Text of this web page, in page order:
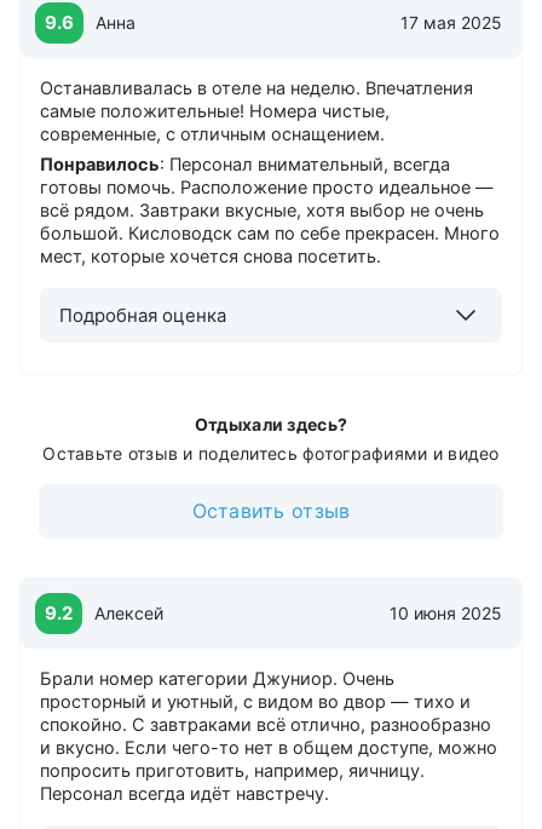
9.6 Анна 17 мая 2025
Останавливалась в отеле на неделю. Впечатления
самые положительные! Номера чистые,
современные, с отличным оснащением.
Понравилось: Персонал внимательный, всегда
готовы помочь. Расположение просто идеальное —
всё рядом. Завтраки вкусные, хотя выбор не очень
большой. Кисловодск сам по себе прекрасен. Много
мест, которые хочется снова посетить.
Подробная оценка
Отдыхали здесь?
Оставьте отзыв и поделитесь фотографиями и видео
Оставить отзыв
9.2 Алексей 10 июня 2025
Брали номер категории Джуниор. Очень
просторный и уютный, с видом во двор — тихо и
спокойно. С завтраками всё отлично, разнообразно
и вкусно. Если чего-то нет в общем доступе, можно
попросить приготовить, например, яичницу.
Персонал всегда идёт навстречу.